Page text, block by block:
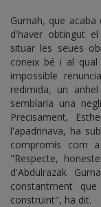
Gurnah, que acaba
d'haver obtingut
situar les seues
coneix bé i al
impossible
redimida, un
semblaria una
Precisament,
l'apadrinava, ha
compromís com
"Respecte,
d'Abdulrazak
constantment
construint", ha dit.